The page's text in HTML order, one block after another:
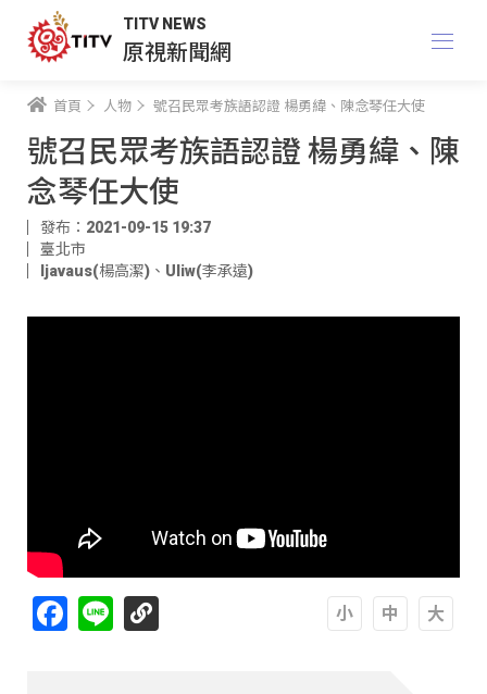
TITV NEWS
原視新聞網
首頁 人物 號召民眾考族語認證 楊勇緯、陳念琴任大使
號召民眾考族語認證 楊勇緯、陳
念琴任大使
發布：2021-09-15 19:37
臺北市
ljavaus(楊高潔) 、 Uliw(李承遠)
Facebook
Line